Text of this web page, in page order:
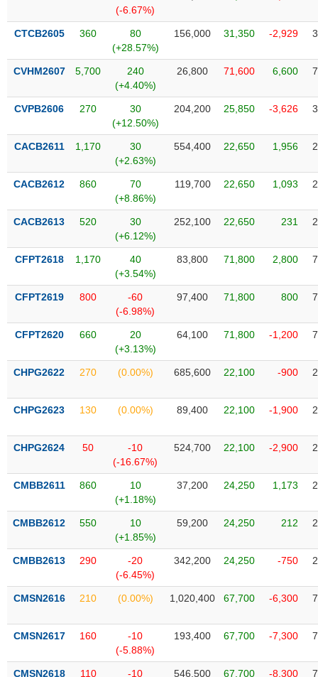
Giao
Tài
Phân
kỹ
Hồ
doanh
nghiệp
Tin
tức
kiện
liệu
Tâm
lý
(-6.67%)
CTCB2605 360
80
(+28.57%)
156,000 31,350 -2,929
CVHM2607 5,700
240
(+4.40%)
26,800 71,600 6,600
CVPB2606 270
30
(+12.50%)
204,200 25,850 -3,626
CACB2611 1,170
30
(+2.63%)
554,400 22,650 1,956
CACB2612 860
70
(+8.86%)
119,700 22,650 1,093
CACB2613 520
30
(+6.12%)
252,100 22,650 231
CFPT2618 1,170
40
(+3.54%)
83,800 71,800 2,800
CFPT2619 800
-60
(-6.98%)
97,400 71,800 800
CFPT2620 660
20
(+3.13%)
64,100 71,800 -1,200
CHPG2622 270 (0.00%) 685,600 22,100 -900
CHPG2623 130 (0.00%) 89,400 22,100 -1,900
CHPG2624 50
-10
(-16.67%)
524,700 22,100 -2,900
CMBB2611 860
10
(+1.18%)
37,200 24,250 1,173
CMBB2612 550
10
(+1.85%)
59,200 24,250 212
CMBB2613 290
-20
(-6.45%)
342,200 24,250 -750
CMSN2616 210 (0.00%) 1,020,400 67,700 -6,300
CMSN2617 160
-10
(-5.88%)
193,400 67,700 -7,300
CMSN2618 110
-10
546,500 67,700 -8,300
SECTOR
NGUYÊN
LIỆU
TIÊU
KHÔNG
YẾU
TIÊU
DÙNG
CHĂM
SÓC
KHỎE